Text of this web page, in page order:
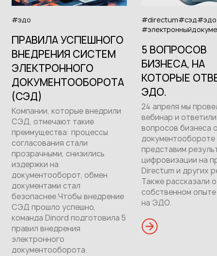
#эдо
ПРАВИЛА УСПЕШНОГО
ВНЕДРЕНИЯ СИСТЕМ
ЭЛЕКТРОННОГО
ДОКУМЕНТООБОРОТА
(СЭД)
Компании, которые внедрили
СЭД, отмечают такие
преимущества: процессы
согласования стали
прозрачными, снизились
издержки на
документооборот, обмен
документами стал
безопаснее.Чтобы внедрение
СЭД прошло успешно,
команда Dinord подготовила 5
правил внедрения
электронного
документооборота.
#directum#сэд#эдо
5 ВОПРОСОВ
БИЗНЕСА, НА
КОТОРЫЕ
ЭДО.
24 апреля мы
вебинар и
вопросов бизнеса
документообороте
представим
цифровизации на
Directum и других
Также рассказали о
собственном
на ЭДО.